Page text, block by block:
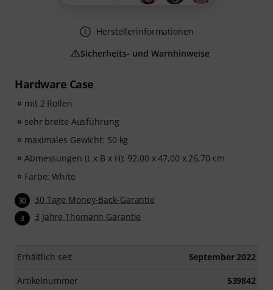
Hardware Case
mit 2 Rollen
sehr breite Ausführung
maximales Gewicht: 50 kg
Abmessungen (L x B x H): 92,00 x 47,00 x 26,70 cm
Farbe: White
30 30 Tage Money-Back-Garantie
3 3 Jahre Thomann Garantie
Erhältlich seit September 2022
Artikelnummer 539842
Herstellerinformationen
Sicherheits- und Warnhinweise